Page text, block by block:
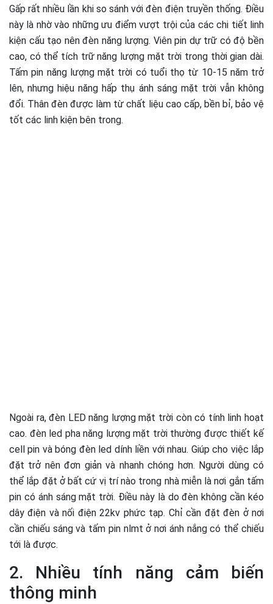
Gấp rất nhiều lần khi so sánh với đèn điện truyền thống. Điều
này là nhờ vào những ưu điểm vượt trội của các chi tiết linh
kiện cấu tạo nên đèn năng lượng. Viên pin dự trữ có độ bền
cao, có thể tích trữ năng lượng mặt trời trong thời gian dài.
Tấm pin năng lượng mặt trời có tuổi thọ từ 10-15 năm trở
lên, nhưng hiệu năng hấp thụ ánh sáng mặt trời vẫn không
đổi. Thân đèn được làm từ chất liệu cao cấp, bền bỉ, bảo vệ
tốt các linh kiện bên trong.
Ngoài ra, đèn LED năng lượng mặt trời còn có tính linh hoạt
cao. đèn led pha năng lượng mặt trời thường được thiết kế
cell pin và bóng đèn led dính liền với nhau. Giúp cho việc lắp
đặt trở nên đơn giản và nhanh chóng hơn. Người dùng có
thể lắp đặt ở bất cứ vị trí nào trong nhà miễn là nơi gắn tấm
pin có ánh sáng mặt trời. Điều này là do đèn không cần kéo
dây điện và nối điện 22kv phức tạp. Chỉ cần đặt đèn ở nơi
cần chiếu sáng và tấm pin nlmt ở nơi ánh nắng có thể chiếu
tới là được.
2. Nhiều tính năng cảm biến
thông minh